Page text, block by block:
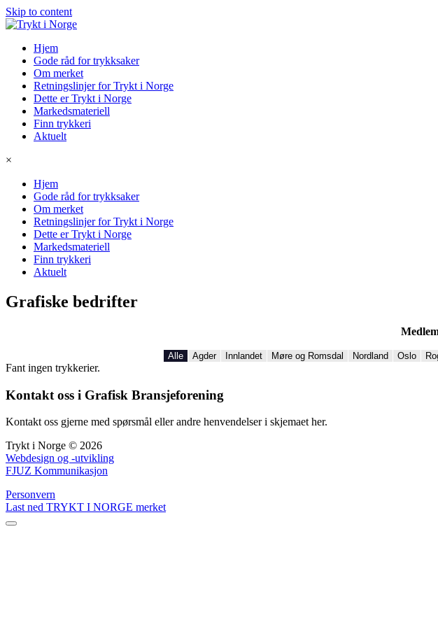
Skip to content
Hjem
Gode råd for trykksaker
Om merket
Retningslinjer for Trykt i Norge
Dette er Trykt i Norge
Markedsmateriell
Finn trykkeri
Aktuelt
×
Hjem
Gode råd for trykksaker
Om merket
Retningslinjer for Trykt i Norge
Dette er Trykt i Norge
Markedsmateriell
Finn trykkeri
Aktuelt
Grafiske bedrifter
Alle Agder Innlandet Møre og Romsdal Nordland Oslo
Fant ingen trykkerier.
Kontakt oss i Grafisk Bransjeforening
Kontakt oss gjerne med spørsmål eller andre henvendelser i skjemaet her.
Trykt i Norge © 2026
Webdesign og -utvikling
FJUZ Kommunikasjon
Personvern
Last ned TRYKT I NORGE merket